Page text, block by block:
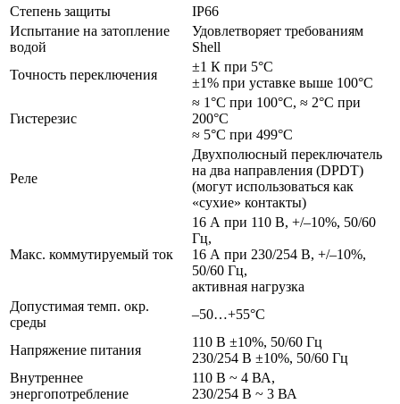
Степень защиты
IP66
Испытание на затопление
водой
Удовлетворяет требованиям
Shell
Точность переключения
±1 К при 5°С
±1% при уставке выше 100°С
Гистерезис
≈ 1°С при 100°С, ≈ 2°С при
200°С
≈ 5°C пpи 499°C
Реле
Двухполюсный переключатель
на два направления (DPDT)
(могут использоваться как
«сухие» контакты)
Макс. коммутируемый ток
16 А при 110 В, +/–10%, 50/60
Гц,
16 А при 230/254 В, +/–10%,
50/60 Гц,
активная нагрузка
Допустимая темп. окр.
среды
–50…+55°С
Напряжение питания
110 В ±10%, 50/60 Гц
230/254 В ±10%, 50/60 Гц
Внутреннее
энергопотребление
110 В ~ 4 ВА,
230/254 В ~ 3 ВА